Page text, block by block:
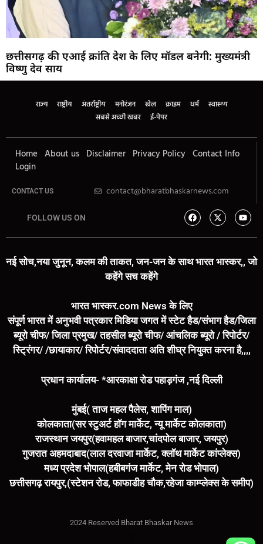
छत्तीसगढ़ की एआई क्रांति देश के लिए मॉडल बनेगी: मुख्यमंत्री
विष्णु देव साय
राज्य राष्ट्रीय अंतर्राष्ट्रीय मनोरंजन खेल क्राइम धर्म
स्वास्थ्य
सबसे अच्छी खबर
ई-पेपर
Home About us Disclaimer Privacy Policy Contact Info
Login
CONTACT US contact@bharatbhaskarnews.com
FOLLOW US ON
नई सोच,नया जुनून, कलम की ताकत, जन-जन के साथ भारत भास्कर,, जो
कहेंगे सच कहेंगे
भारत भास्कर.com News के लिए
संपूर्ण भारत में अनुभवी पत्रकार मिडिया जगत में स्टेट हैड/संभाग हैड/जिला
ब्यूरो चीफ/ जिला प्रमुख/ तहसील ब्यूरो चीफ/ आंचलिक ब्यूरो / रिपोर्टर/
स्ट्रिंगर/ /छायाकार/ रिपोर्टर/संवाददाता अति शीघ्र नियुक्त करना है,,,,
प्रधान कार्यालय- *आरकाक्षा रोड पहाड़गंज ,नई दिल्ली
मुंबई( ताज महल पैलेस, शापिंग माल)
कोलकाता(सर स्टुअर्ट हॉग मार्केट, न्यू मार्केट कोलकाता)
राजस्थान जयपुर(हवामहल बाजार,चांदपोल बाजार, जयपुर)
गुजरात अहमदाबाद(लाल दरवाजा मार्केट, क्लॉथ मार्केट कांप्लेक्स)
मध्य प्रदेश भोपाल(हबीबगंज मार्केट, मेन रोड भोपाल)
छत्तीसगढ़ रायपुर,(स्टेशन रोड, फाफाडीह चौक,रहेजा काम्प्लेक्स के समीप)
2024 Reserved Bharat Bhaskar News